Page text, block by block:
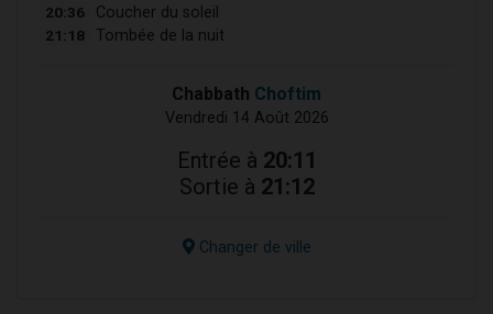
20:36 Coucher du soleil
21:18 Tombée de la nuit
Chabbath Choftim
Vendredi 14 Août 2026
Entrée à 20:11
Sortie à 21:12
Changer de ville